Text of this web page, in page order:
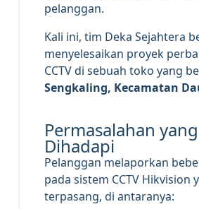
pelanggan.
Kali ini, tim Deka Sejahtera
menyelesaikan proyek
CCTV di sebuah toko yang
Sengkaling, Kecamatan
Permasalahan yang
Dihadapi
Pelanggan melaporkan
pada sistem CCTV Hikvision
terpasang, di antaranya: